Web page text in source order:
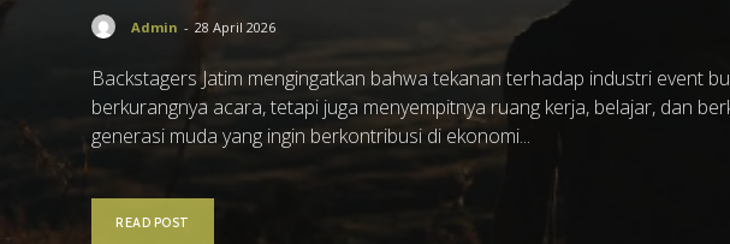
Admin - 28 April 2026
Backstagers Jatim mengingatkan bahwa tekanan terhadap industri event
berkurangnya acara, tetapi juga menyempitnya ruang kerja, belajar, dan
generasi muda yang ingin berkontribusi di ekonomi...
READ POST